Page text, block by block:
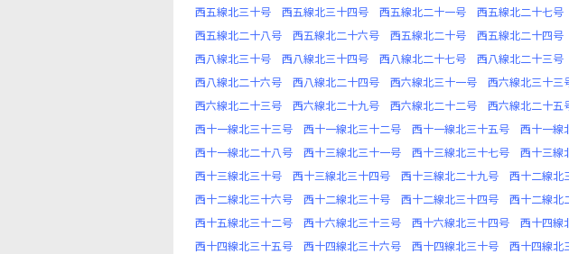
西五線北三十号
西五線北三十四号 西五線北二十一号 西五線北二十七号
西五線北二十八号
西五線北二十六号 西五線北二十号 西五線北二十四号
西八線北三十号
西八線北三十四号 西八線北二十七号 西八線北二十三号
西八線北二十六号
西八線北二十四号 西六線北三十一号 西六線北三十三
西六線北二十三号
西六線北二十九号 西六線北二十二号 西六線北二十五
西十一線北三十三号
西十一線北三十二号 西十一線北三十五号 西十一線
西十一線北二十八号
西十三線北三十一号 西十三線北三十七号 西十三線
西十三線北三十号
西十三線北三十四号 西十三線北二十九号 西十二線北
西十二線北三十六号
西十二線北三十号 西十二線北三十四号 西十二線北
西十五線北三十二号
西十六線北三十三号 西十六線北三十四号 西十四線
西十四線北三十五号
西十四線北三十六号 西十四線北三十号 西十四線北